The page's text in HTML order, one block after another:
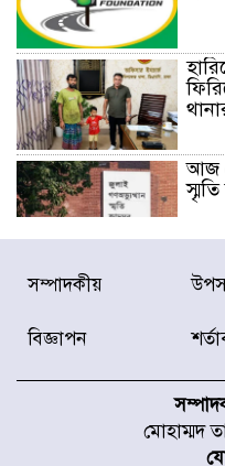
আজ
সম্পাদকীয়
বিজ্ঞাপন
মোহাম্মদ